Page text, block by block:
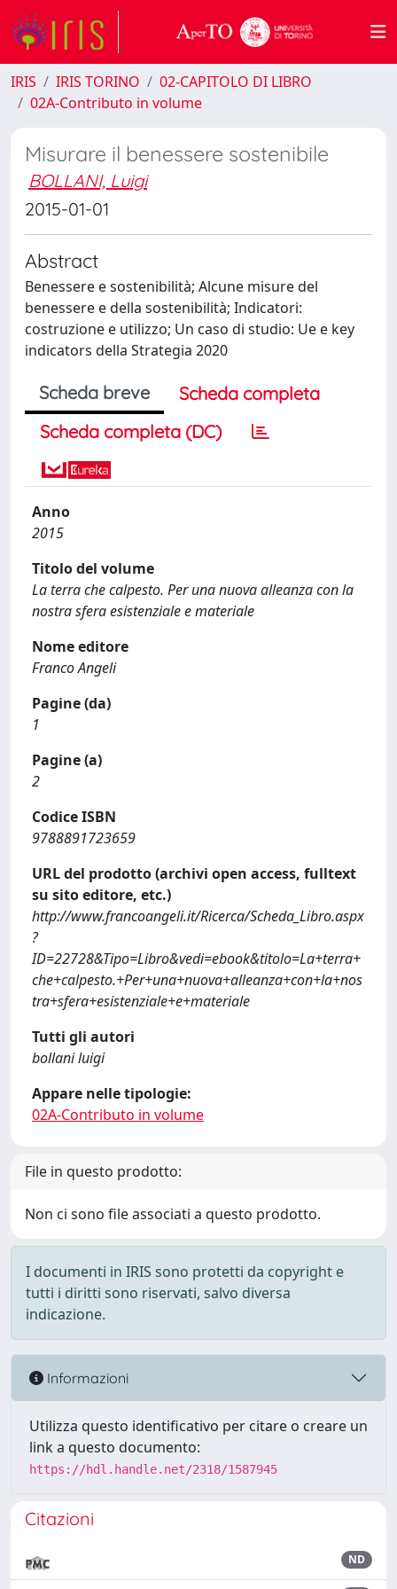
IRIS IRIS TORINO
02-CAPITOLO DI LIBRO
02A-Contributo in volume
Misurare il benessere sostenibile
BOLLANI, Luigi
2015-01-01
Abstract
Benessere e sostenibilità; Alcune misure del
benessere e della sostenibilità; Indicatori:
costruzione e utilizzo; Un caso di studio: Ue e key
indicators della Strategia 2020
Scheda breve
Scheda completa
Scheda completa (DC)
Anno
2015
Titolo del volume
La terra che calpesto. Per una nuova alleanza con la
nostra sfera esistenziale e materiale
Nome editore
Franco Angeli
Pagine (da)
1
Pagine (a)
2
Codice ISBN
9788891723659
URL del prodotto (archivi open access, fulltext
su sito editore, etc.)
http://www.francoangeli.it/Ricerca/Scheda_Libro.aspx
?
ID=22728&Tipo=Libro&vedi=ebook&titolo=La+terra+
che+calpesto.+Per+una+nuova+alleanza+con+la+nos
tra+sfera+esistenziale+e+materiale
Tutti gli autori
bollani luigi
Appare nelle tipologie:
02A-Contributo in volume
File in questo prodotto:
Non ci sono file associati a questo prodotto.
I documenti in IRIS sono protetti da copyright e
tutti i diritti sono riservati, salvo diversa
indicazione.
Informazioni
Utilizza questo identificativo per citare o creare un
link a questo documento:
https://hdl.handle.net/2318/1587945
Citazioni
ND